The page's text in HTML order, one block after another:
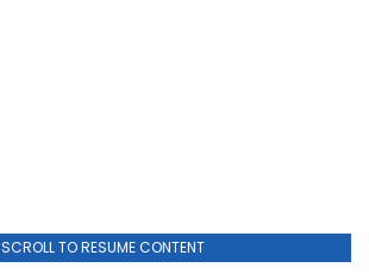
SCROLL TO RESUME CONTENT